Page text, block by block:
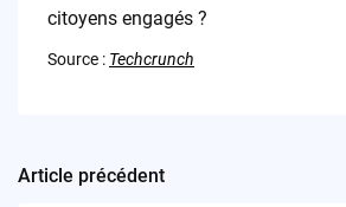
citoyens engagés ?
Source : Techcrunch
Post
Article précédent